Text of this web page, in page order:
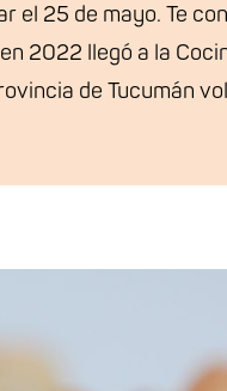
el 25 de mayo. Te
2022 llegó a la
de Tucumán